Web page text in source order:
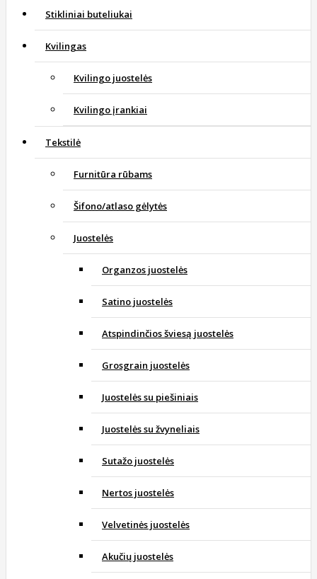
Stikliniai buteliukai
Kvilingas
Kvilingo juostelės
Kvilingo įrankiai
Tekstilė
Furnitūra rūbams
Šifono/atlaso gėlytės
Juostelės
Organzos juostelės
Satino juostelės
Atspindinčios šviesą juostelės
Grosgrain juostelės
Juostelės su piešiniais
Juostelės su žvyneliais
Sutažo juostelės
Nertos juostelės
Velvetinės juostelės
Akučių juostelės